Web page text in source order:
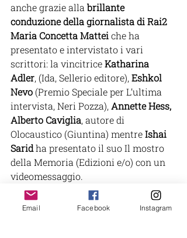
anche grazie alla brillante
conduzione della giornalista di Rai2
Maria Concetta Mattei che ha
presentato e intervistato i vari
scrittori: la vincitrice Katharina
Adler, (Ida, Sellerio editore), Eshkol
Nevo (Premio Speciale per L’ultima
intervista, Neri Pozza), Annette Hess,
Alberto Caviglia, autore di
Olocaustico (Giuntina) mentre Ishai
Sarid ha presentato il suo Il mostro
della Memoria (Edizioni e/o) con un
videomessaggio.
di Ester Moscati
Email Facebook Instagram